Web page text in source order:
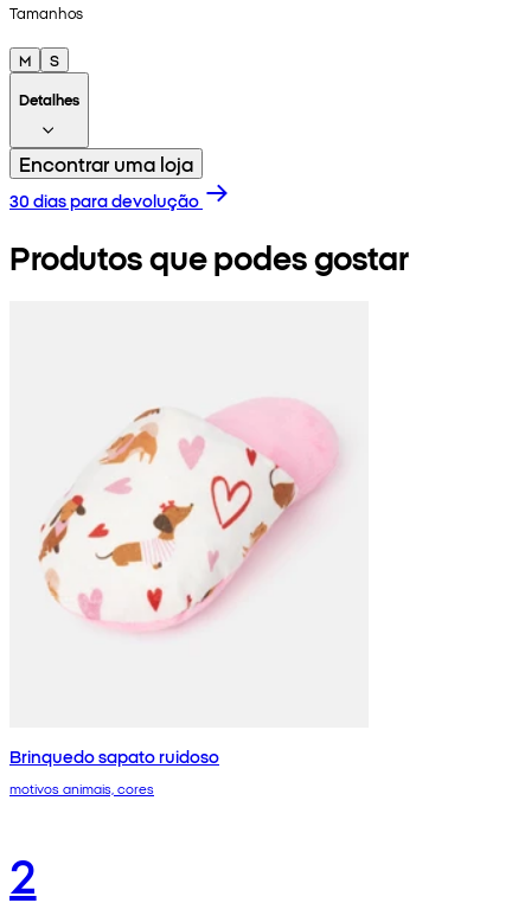
Tamanhos
M
S
Detalhes
Encontrar uma loja
30 dias para devolução
Produtos que podes gostar
Brinquedo sapato ruidoso
motivos animais, cores
2